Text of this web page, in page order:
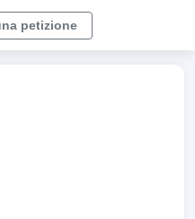
petizione